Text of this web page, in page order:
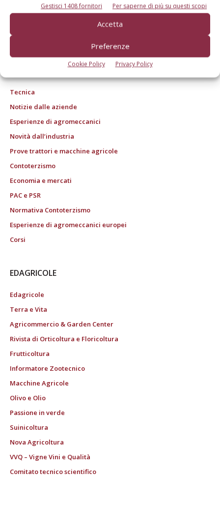
Gestisci 1408 fornitori Per saperne di più su questi scopi
Accetta
Preferenze
Cookie Policy Privacy Policy
© Tecniche Nuove Spa. Tutti i diritti riservati. Sede legale Via Eritrea 21 -
20157 Milano | Codice fiscale, Partita IVA e Iscrizione al Registro delle
imprese di Milano: 00753480151
Registrazione Tribunale di Milano n. 71 del 05/03/2014 (Precedentemente
registrata presso il Tribunale di Bologna n. 6111 del 12/06/1992)
ROC "Poste italiane Spa sped. Abbonamento Postale DL 353/2003 conv. L.
Tecnica
Notizie dalle aziende
Esperienze di agromeccanici
Novità dall’industria
Prove trattori e macchine agricole
Contoterzismo
Economia e mercati
PAC e PSR
Normativa Contoterzismo
Esperienze di agromeccanici europei
Corsi
EDAGRICOLE
Edagricole
Terra e Vita
Agricommercio & Garden Center
Rivista di Orticoltura e Floricoltura
Frutticoltura
Informatore Zootecnico
Macchine Agricole
Olivo e Olio
Passione in verde
Suinicoltura
Nova Agricoltura
VVQ – Vigne Vini e Qualità
Comitato tecnico scientifico